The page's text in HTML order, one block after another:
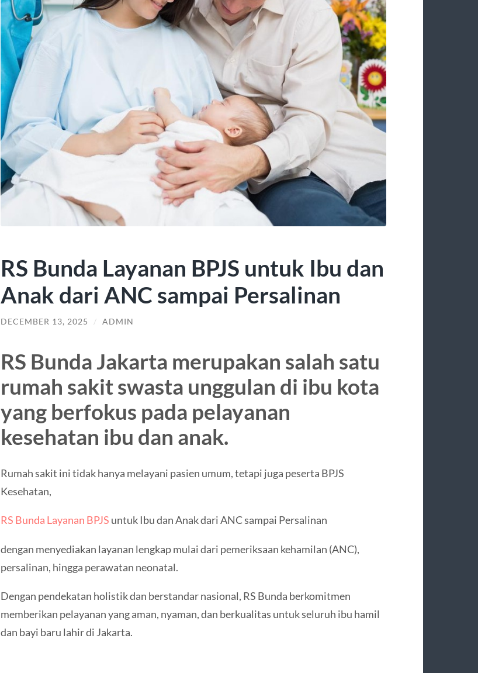
RS Bunda Layanan BPJS untuk Ibu dan
Anak dari ANC sampai Persalinan
DECEMBER 13, 2025 / ADMIN
RS Bunda Jakarta merupakan salah satu
rumah sakit swasta unggulan di ibu kota
yang berfokus pada pelayanan
kesehatan ibu dan anak.
Rumah sakit ini tidak hanya melayani pasien umum, tetapi juga peserta BPJS
Kesehatan,
RS Bunda Layanan BPJS untuk Ibu dan Anak dari ANC sampai Persalinan
dengan menyediakan layanan lengkap mulai dari pemeriksaan kehamilan (ANC),
persalinan, hingga perawatan neonatal.
Dengan pendekatan holistik dan berstandar nasional, RS Bunda berkomitmen
memberikan pelayanan yang aman, nyaman, dan berkualitas untuk seluruh ibu hamil
dan bayi baru lahir di Jakarta.